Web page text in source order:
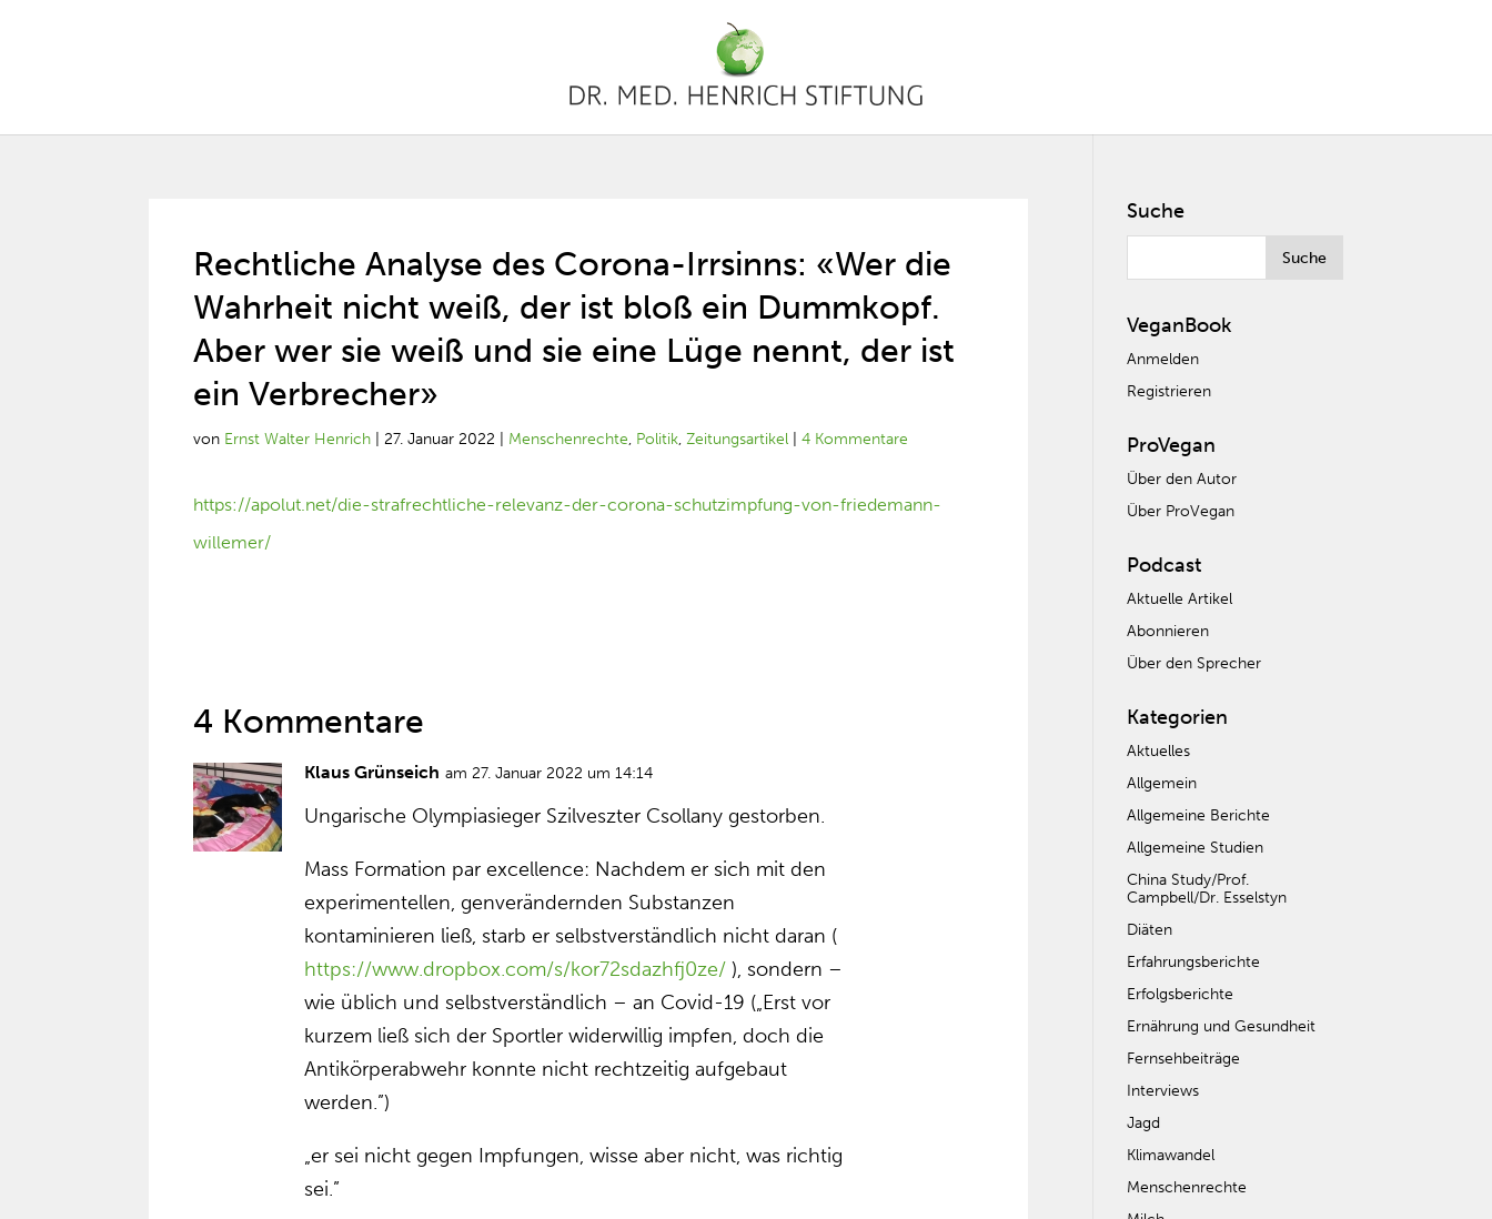
Rechtliche Analyse des Corona-Irrsinns: «Wer die
Wahrheit nicht weiß, der ist bloß ein Dummkopf.
Aber wer sie weiß und sie eine Lüge nennt, der ist
ein Verbrecher»
von Ernst Walter Henrich |27. Januar 2022 Menschenrechte, Politik,Zeitungsartikel |4 Kommentare
https://apolut.net/die-strafrechtliche-relevanz-der-corona-schutzimpfung-von-friedemann-
willemer/
4 Kommentare
Klaus Grünseich am 27. Januar 2022 um 14:14
Ungarische Olympiasieger Szilveszter Csollany gestorben.
Mass Formation par excellence: Nachdem er sich mit den
experimentellen, genverändernden Substanzen
kontaminieren ließ, starb er selbstverständlich nicht daran (
https://www.dropbox.com/s/kor72sdazhfj0ze/ ), sondern –
wie üblich und selbstverständlich – an Covid-19 („Erst vor
kurzem ließ sich der Sportler widerwillig impfen, doch die
Antikörperabwehr konnte nicht rechtzeitig aufgebaut
werden.”)
„er sei nicht gegen Impfungen, wisse aber nicht, was richtig
sei.”
Suche
VeganBook
Anmelden
Registrieren
ProVegan
Über den Autor
Über ProVegan
Podcast
Aktuelle Artikel
Abonnieren
Über den Sprecher
Kategorien
Aktuelles
Allgemein
Allgemeine Berichte
Allgemeine Studien
China Study/Prof.
Campbell/Dr. Esselstyn
Diäten
Erfahrungsberichte
Erfolgsberichte
Ernährung und Gesundheit
Fernsehbeiträge
Interviews
Jagd
Klimawandel
Menschenrechte